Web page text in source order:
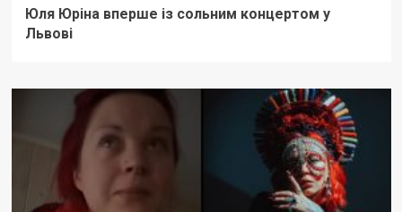
Юля Юріна вперше із сольним концертом у
Львові